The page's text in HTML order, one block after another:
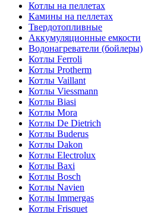
Котлы на пеллетах
Камины на пеллетах
Твердотопливные
Аккумуляционные емкости
Водонагреватели (бойлеры)
Котлы Ferroli
Котлы Protherm
Котлы Vaillant
Котлы Viessmann
Котлы Biasi
Котлы Mora
Котлы De Dietrich
Котлы Buderus
Котлы Dakon
Котлы Electrolux
Котлы Baxi
Котлы Bosch
Котлы Navien
Котлы Immergas
Котлы Frisquet